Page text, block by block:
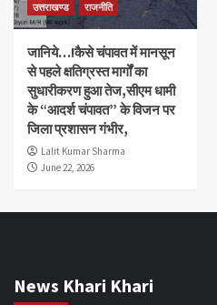
उत्तराखण्ड राजनीति
जानिये…!कैसे चंपावत में मानसून
से पहले क्षतिग्रस्त मार्गों का
सुधारीकरण हुआ तेज,सीएम धामी
के “आदर्श चंपावत” के विजन पर
जिला प्रशासन गंभीर,
Lalit Kumar Sharma
June 22, 2026
News Khari Khari